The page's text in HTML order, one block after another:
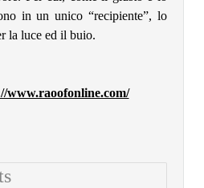
in un unico “recipiente”, lo
la luce ed il buio.
www.raoofonline.com/